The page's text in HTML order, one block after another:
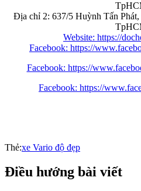
Địa chỉ 2: 637/5 Huỳnh Tấn
Website: https://
Facebook: https://
Facebook: https://
Facebook: https://
Thẻ:xe Vario độ đẹp
Điều hướng bài viết